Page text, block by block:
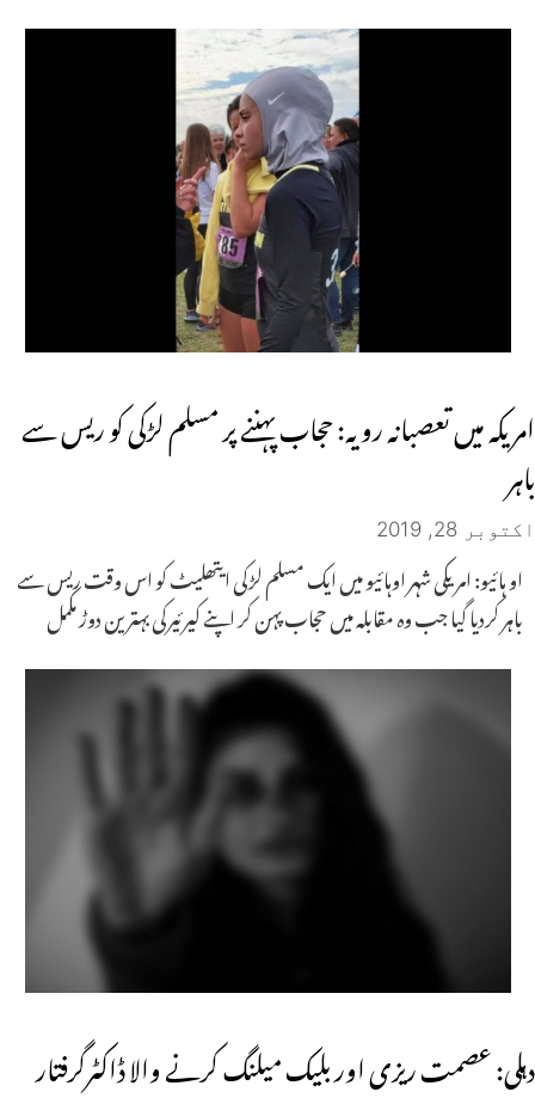
امریکہ میں تعصبانہ رویہ: حجاب پہننے پر مسلم لڑکی کو ریس سے
باہر
اکتوبر 28, 2019
او ہائیو: امریکی شہر اوہائیو میں ایک مسلم لڑکی ایتھلیٹ کو اس وقت ریس سے
باہر کردیا گیا جب وہ مقابلہ میں حجاب پہن کر اپنے کیرئیرکی بہترین دوڑ مکمل
دہلی: عصمت ریزی اور بلیک میلنگ کرنے والا ڈاکٹرگرفتار